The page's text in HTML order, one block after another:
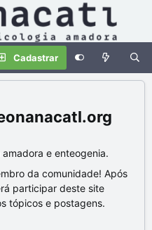
Cadastrar
e enteogenia.
da comunidade! Após
participar deste site
tópicos e postagens.